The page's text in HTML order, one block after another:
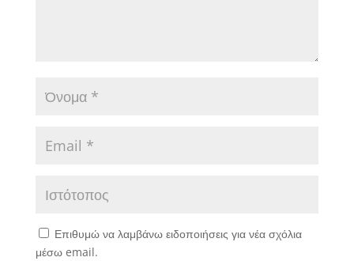
Επιθυμώ να λαμβάνω ειδοποιήσεις για νέα σχόλια
μέσω email.